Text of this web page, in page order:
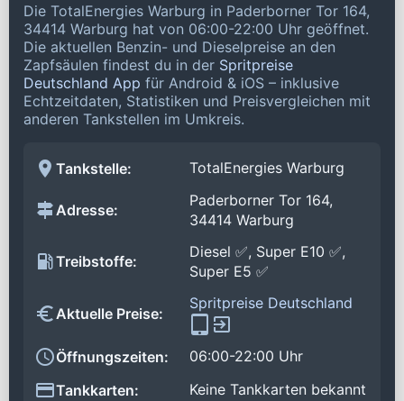
Die TotalEnergies Warburg in Paderborner Tor 164,
34414 Warburg hat von 06:00-22:00 Uhr geöffnet.
Die aktuellen Benzin- und Dieselpreise an den
Zapfsäulen findest du in der Spritpreise
Deutschland App für Android & iOS – inklusive
Echtzeitdaten, Statistiken und Preisvergleichen mit
anderen Tankstellen im Umkreis.
Tankstelle: TotalEnergies Warburg
Adresse:
Paderborner Tor 164,
34414 Warburg
Treibstoffe:
Diesel ✅, Super E10 ✅,
Super E5 ✅
Aktuelle Preise:
Spritpreise Deutschland
Öffnungszeiten:
06:00-22:00 Uhr
Tankkarten:
Keine Tankkarten bekannt